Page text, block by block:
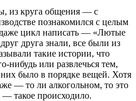
из круга общения — с
познакомился с целым
цикл написать — «Лютые
друга знали, все были из
такие истории, что
нибудь или развлечься тем,
было в порядке вещей. Хотя
— то ли алкогольном, то это
такое происходило.